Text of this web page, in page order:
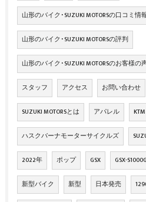
山形のバイク･SUZUKI MOTORSの口コミ情
山形のバイク･SUZUKI MOTORSの評判
山形のバイク･SUZUKI MOTORSのお客様の
スタッフ アクセス お問い合わせ
SUZUKI MOTORSとは アパレル KTM
ハスクバーナモーターサイクルズ
2022年 ポップ GSX GSX-
新型バイク 新型 日本発売